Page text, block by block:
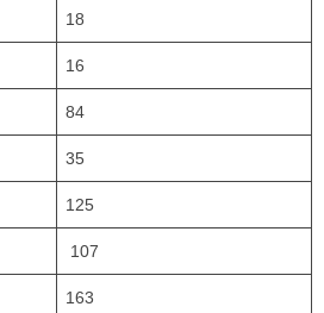
18
16
84
35
125
107
163